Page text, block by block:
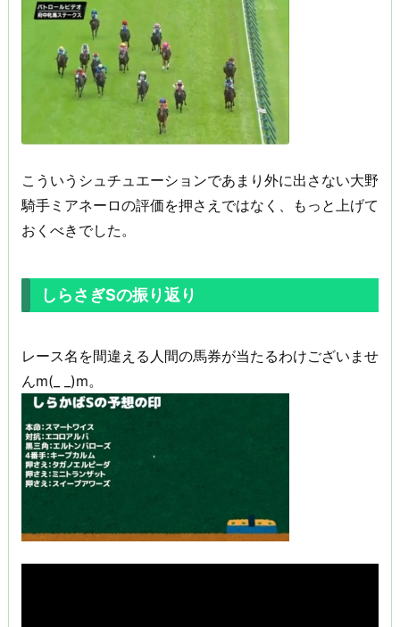
こういうシュチュエーションであまり外に出さない大野
騎手ミアネーロの評価を押さえではなく、もっと上げて
おくべきでした。
しらさぎSの振り返り
レース名を間違える人間の馬券が当たるわけございませ
んm(_ _)m。